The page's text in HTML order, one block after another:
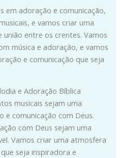
em adoração e comunicação,
e vamos criar uma
entre os crentes. Vamos
música e adoração, e vamos
e comunicação que seja
e Adoração Bíblica
musicais sejam uma
e comunicação com Deus.
com Deus sejam uma
Vamos criar uma atmosfera
seja inspiradora e